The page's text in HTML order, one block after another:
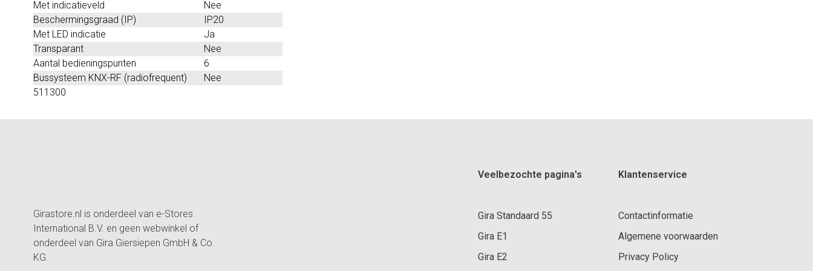
Met indicatieveld
Nee
Beschermingsgraad (IP)
IP20
Met LED indicatie
Ja
Transparant
Nee
Aantal bedieningspunten
6
Bussysteem KNX-RF (radiofrequent)
Nee
511300
Girastore.nl is onderdeel van e-Stores
International B.V. en geen webwinkel of
onderdeel van Gira Giersiepen GmbH & Co.
KG.
Veelbezochte pagina's
Gira Standaard 55
Gira E1
Gira E2
Klantenservice
Contactinformatie
Algemene voorwaarden
Privacy Policy